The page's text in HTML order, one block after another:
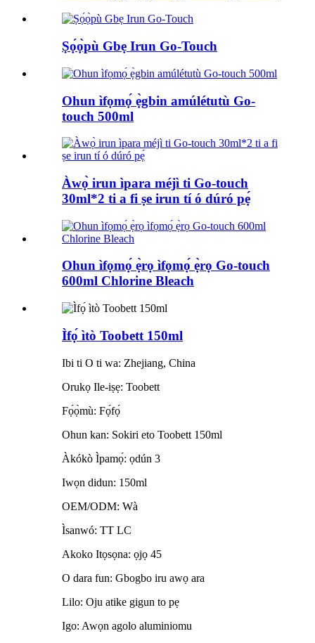
Ṣọ́ọ̀pù Gbẹ Irun Go-Touch
Ohun ìfọmọ́ ẹ̀gbin amúlétutù Go-
touch 500ml
Àwọ̀ irun ìpara méjì ti Go-touch
30ml*2 ti a fi ṣe irun tí ó dúró pẹ́
Ohun ìfọmọ́ ẹ̀rọ ìfọmọ́ ẹ̀rọ Go-touch
600ml Chlorine Bleach
Ìfọ́ ìtò Toobett 150ml
Ibi ti O ti wa: Zhejiang, China
Orukọ Ile-iṣẹ: Toobett
Fọ́ọ̀mù: Fọ́fọ́
Ohun kan: Sokiri eto Toobett 150ml
Àkókò Ìpamọ́: ọdún 3
Iwọn didun: 150ml
OEM/ODM: Wà
Ìsanwó: TT LC
Akoko Itọsọna: ọjọ 45
O dara fun: Gbogbo iru awọ ara
Lilo: Oju atike gigun to pẹ
Igo: Awọn agolo aluminiomu